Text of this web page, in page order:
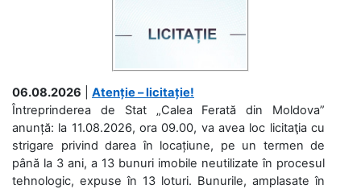
06.08.2026
Atenție – licitație!
Întreprinderea de Stat „Calea Ferată din Moldova”
anunță: la 11.08.2026, ora 09.00, va avea loc licitaţia cu
strigare privind darea în locațiune, pe un termen de
până la 3 ani, a 13 bunuri imobile neutilizate în procesul
tehnologic, expuse în 13 loturi. Bunurile, amplasate în